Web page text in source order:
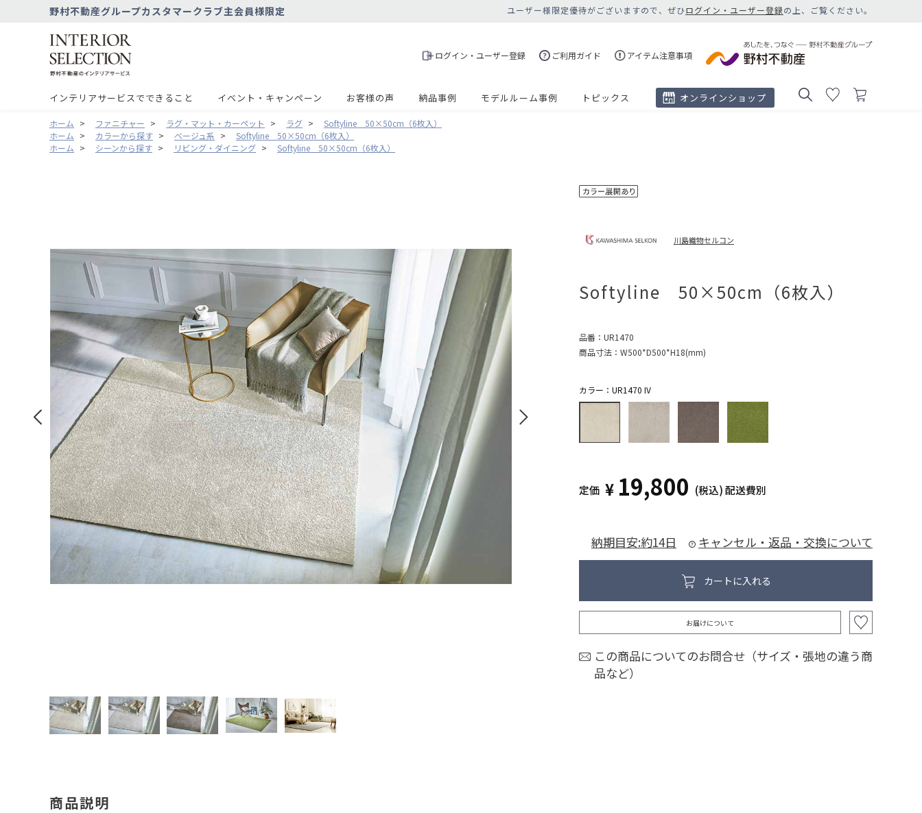
野村不動産グループカスタマークラブ主会員様限定 ユーザー様限定優待がございますので、ぜひログイン・ユーザー登録の上、ご覧ください。
ログイン・ユーザー登録 ご利用ガイド アイテム注意事項
インテリアサービスでできること イベント・キャンペーン お客様の声 納品事例 モデルルーム事例 トピックス オンラインショップ
ホーム > ファニチャー > ラグ・マット・カーペット > ラグ >
Softyline 50×50cm（6枚入）
ホーム > カラーから探す > ベージュ系 >
Softyline 50×50cm（6枚入）
ホーム > シーンから探す > リビング・ダイニング > Softyline 50×50cm（6枚入）
商品説明
川島織物セルコン
Softyline 50×50cm（6枚入）
品番： UR1470
商品寸法： W500*D500*H18(mm)
カラー：UR1470 IV
定価 ¥ 19,800 (税込)配送費別
納期目安:約14日 キャンセル・返品・交換について
カートに入れる
お届けについて
この商品についてのお問合せ（サイズ・張地の違う商
品など）